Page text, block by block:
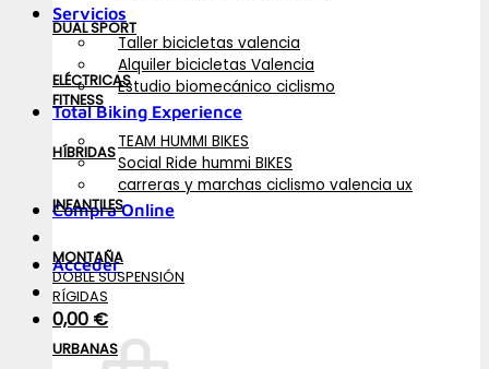
Servicios
Taller bicicletas valencia
Alquiler bicicletas Valencia
Estudio biomecánico ciclismo
Total Biking Experience
TEAM HUMMI BIKES
Social Ride hummi BIKES
carreras y marchas ciclismo valencia ux
Compra Online
Acceder
0,00 €
DUAL SPORT
ELÉCTRICAS
FITNESS
HÍBRIDAS
INFANTILES
MONTAÑA
DOBLE SUSPENSIÓN
RÍGIDAS
URBANAS